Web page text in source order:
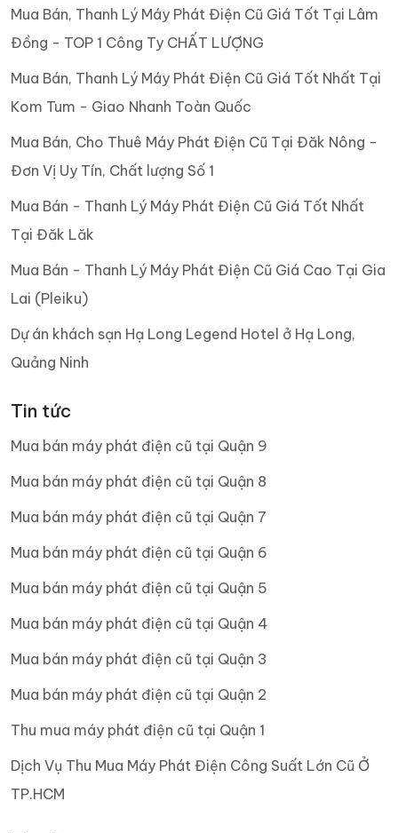
Mua Bán, Thanh Lý Máy Phát Điện Cũ Giá Tốt Tại Lâm
Đồng - TOP 1 Công Ty CHẤT LƯỢNG
Mua Bán, Thanh Lý Máy Phát Điện Cũ Giá Tốt Nhất Tại
Kom Tum - Giao Nhanh Toàn Quốc
Mua Bán, Cho Thuê Máy Phát Điện Cũ Tại Đăk Nông -
Đơn Vị Uy Tín, Chất lượng Số 1
Mua Bán - Thanh Lý Máy Phát Điện Cũ Giá Tốt Nhất
Tại Đăk Lăk
Mua Bán - Thanh Lý Máy Phát Điện Cũ Giá Cao Tại Gia
Lai (Pleiku)
Dự án khách sạn Hạ Long Legend Hotel ở Hạ Long,
Quảng Ninh
Tin tức
Mua bán máy phát điện cũ tại Quận 9
Mua bán máy phát điện cũ tại Quận 8
Mua bán máy phát điện cũ tại Quận 7
Mua bán máy phát điện cũ tại Quận 6
Mua bán máy phát điện cũ tại Quận 5
Mua bán máy phát điện cũ tại Quận 4
Mua bán máy phát điện cũ tại Quận 3
Mua bán máy phát điện cũ tại Quận 2
Thu mua máy phát điện cũ tại Quận 1
Dịch Vụ Thu Mua Máy Phát Điện Công Suất Lớn Cũ Ở
TP.HCM